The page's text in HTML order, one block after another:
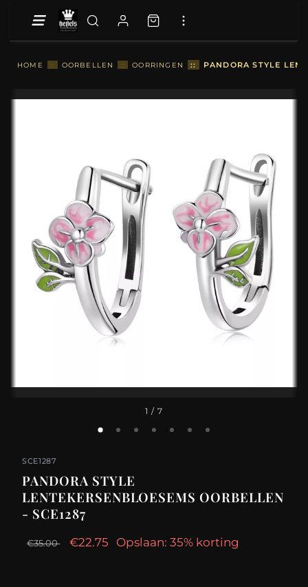
HOME :: OORBELLEN :: OORRINGEN :: PANDORA STYLE
1 / 7
SCE1287
PANDORA STYLE
LENTEKERSENBLOESEMS OORBELLEN
- SCE1287
€35.00 €22.75 Opslaan: 35% korting